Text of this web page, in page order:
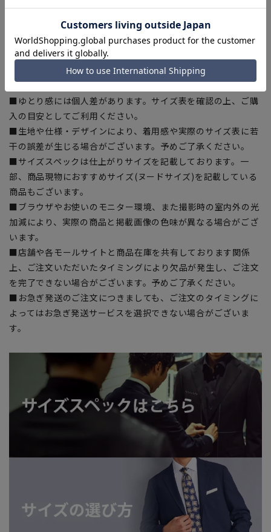
【シルエット】《標準》 (当社比)
【商品に関するご注意】
■商品画像はサンプルのため、色味やサイズ等の仕様に変更が
ある場合がございますので、予めご了承ください。
■ゆとり感には個人差があります。サイズ表を確認の上、ご購
入の目安としてご利用ください。
■生地や仕様・デザインにより、着用感や実際のサイズ表に若
干の誤差が生じる場合がございます。予めご了承ください。
■サイズスペックは仕上がりサイズを記載しております。一
部、商品現物におすすめサイズ(ヌードサイズ)を記載している
商品もございます。
■ブラウザやお使いのモニター環境、また撮影時の室内外の光
加減により、実際の商品と掲載画像の色味が異なる場合がござ
います。
■店舗や各モールサイトと商品在庫を共有しております関係
上、ご注文いただいたタイミングにより欠品が発生し、ご注文
を完了できない場合がございます。予めご了承ください。
■お急ぎ発送のご注文につきましても、ご注文のタイミングに
よってはお急ぎ発送サービスを選択できない場合がございま
す。